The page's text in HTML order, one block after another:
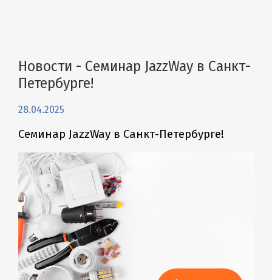
Новости - Семинар JazzWay в Санкт-
Петербурге!
28.04.2025
Семинар JazzWay в Санкт-Петербурге!